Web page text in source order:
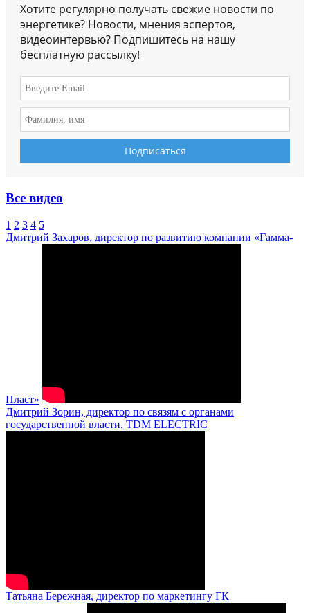
Хотите регулярно получать свежие новости по
энергетике? Новости, мнения эспертов,
видеоинтервью? Подпишитесь на нашу
бесплатную рассылку!
Все видео
1 2 3 4 5
Дмитрий Захаров, директор по развитию компании «Гамма-
Пласт»
Дмитрий Зорин, директор по связям с органами
государственной власти, TDM ELECTRIC
Татьяна Бережная, директор по маркетингу ГК